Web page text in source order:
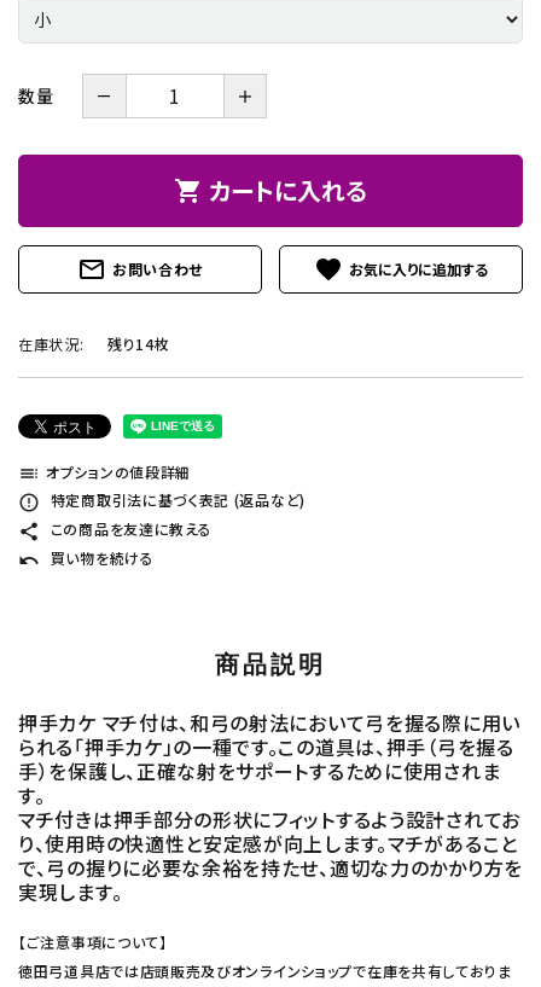
数量 － ＋
shopping_cart カートに入れる
mail_outline お問い合わせ favorite
在庫状況: 残り14枚
toc オプションの値段詳細
error_outline 特定商取引法に基づく表記 (返品など)
share この商品を友達に教える
undo 買い物を続ける
商品説明
押手カケ マチ付は、和弓の射法において弓を握る際に用い
られる「押手カケ」の一種です。この道具は、押手（弓を握る
手）を保護し、正確な射をサポートするために使用されま
す。
マチ付きは押手部分の形状にフィットするよう設計されてお
り、使用時の快適性と安定感が向上します。マチがあること
で、弓の握りに必要な余裕を持たせ、適切な力のかかり方を
実現します。
【ご注意事項について】
徳田弓道具店では店頭販売及びオンラインショップで在庫を共有しておりま